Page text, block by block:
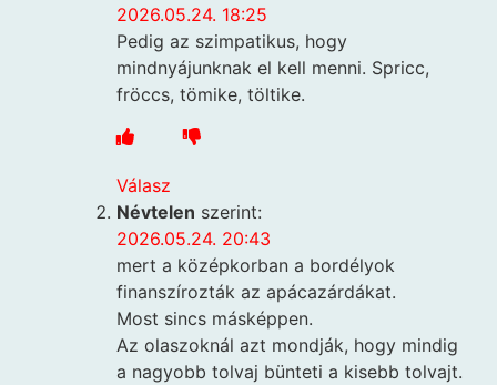
2026.05.24. 18:25
Pedig az szimpatikus, hogy
mindnyájunknak el kell menni. Spricc,
fröccs, tömike, töltike.
Válasz
Névtelen szerint:
2026.05.24. 20:43
mert a középkorban a bordélyok
finanszírozták az apácazárdákat.
Most sincs másképpen.
Az olaszoknál azt mondják, hogy mindig
a nagyobb tolvaj bünteti a kisebb tolvajt.